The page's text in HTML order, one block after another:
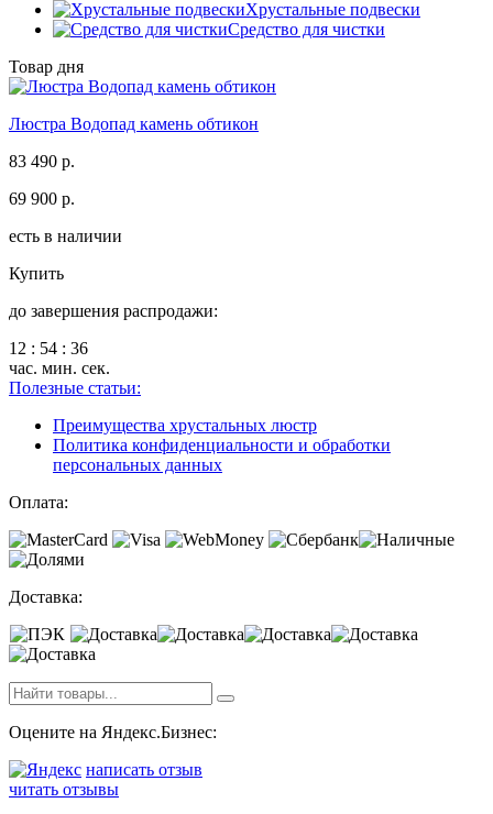
Хрустальные подвески
Средство для чистки
Товар дня
Люстра Водопад камень обтикон
83 490 р.
69 900 р.
есть в наличии
Купить
до завершения распродажи:
12 : 54 : 36
час. мин. сек.
Полезные статьи:
Преимущества хрустальных люстр
Политика конфиденциальности и обработки
персональных данных
Оплата:
Доставка:
Оцените на Яндекс.Бизнес:
написать отзыв
читать отзывы